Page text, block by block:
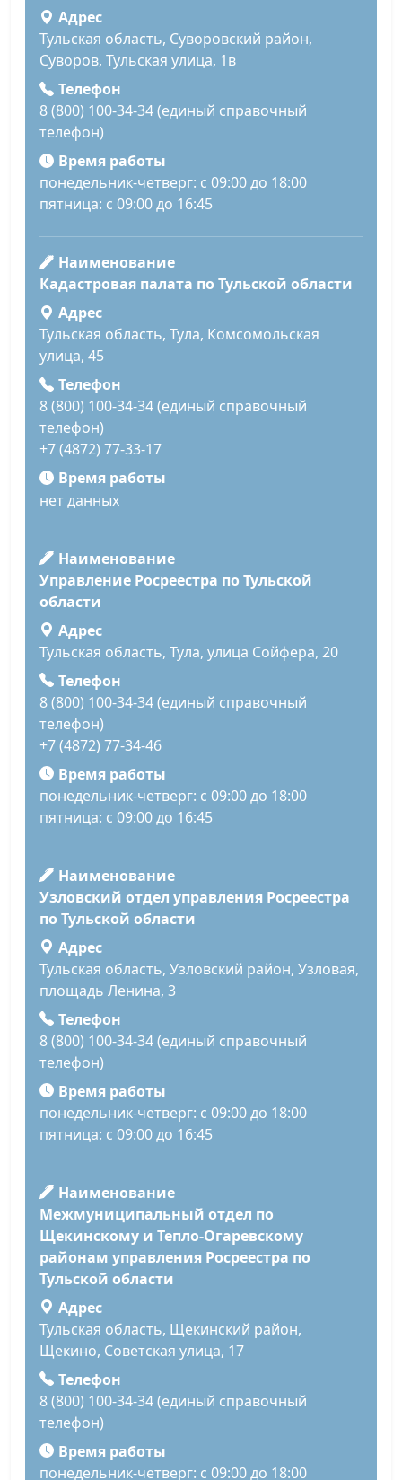
Адрес
Тульская область, Суворовский район,
Суворов, Тульская улица, 1в
Телефон
8 (800) 100-34-34 (единый справочный
телефон)
Время работы
понедельник-четверг: с 09:00 до 18:00
пятница: с 09:00 до 16:45
Наименование
Кадастровая палата по Тульской области
Адрес
Тульская область, Тула, Комсомольская
улица, 45
Телефон
8 (800) 100-34-34 (единый справочный
телефон)
+7 (4872) 77-33-17
Время работы
нет данных
Наименование
Управление Росреестра по Тульской
области
Адрес
Тульская область, Тула, улица Сойфера, 20
Телефон
8 (800) 100-34-34 (единый справочный
телефон)
+7 (4872) 77-34-46
Время работы
понедельник-четверг: с 09:00 до 18:00
пятница: с 09:00 до 16:45
Наименование
Узловский отдел управления Росреестра
по Тульской области
Адрес
Тульская область, Узловский район, Узловая,
площадь Ленина, 3
Телефон
8 (800) 100-34-34 (единый справочный
телефон)
Время работы
понедельник-четверг: с 09:00 до 18:00
пятница: с 09:00 до 16:45
Наименование
Межмуниципальный отдел по
Щекинскому и Тепло-Огаревскому
районам управления Росреестра по
Тульской области
Адрес
Тульская область, Щекинский район,
Щекино, Советская улица, 17
Телефон
8 (800) 100-34-34 (единый справочный
телефон)
Время работы
понедельник-четверг: с 09:00 до 18:00